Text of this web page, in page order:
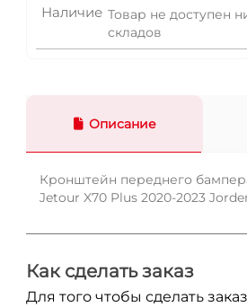
Наличие Товар не доступен
складов
Описание
Кронштейн переднего
Jetour X70 Plus 2020-2023
Как сделать заказ
Для того чтобы сделать